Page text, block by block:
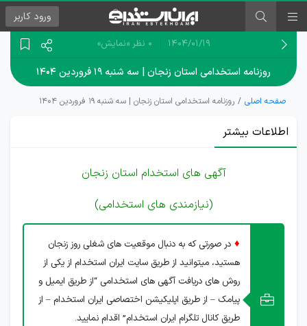
ورود کاربر
۱۴۰۴/۰۱/۱۹ 0 نظر «نمایش»
روزنامه استخدامی استان زنجان | سه شنبه ۱۹ فروردین ۱۴۰۴
صفحه اصلی روزنامه استخدامی استان زنجان | سه شنبه ۱۹ فروردین ۱۴۰۴
اطلاعات بیشتر
آگهی های استخدام استان زنجان
(نیازمندی های استخدامی)
♦ در صورتی که به دنبال موقعیت های شغلی روز زنجان
هستید، میتوانید از طریق سایت ایران استخدام از یکی از
روش های دریافت آگهی های استخدامی “از طریق ایمیل و
پیامک – از طریق اپلیکیشن اختصاصی ایران استخدام – از
طریق کانال تلگرام ایران استخدام” اقدام نمایید.